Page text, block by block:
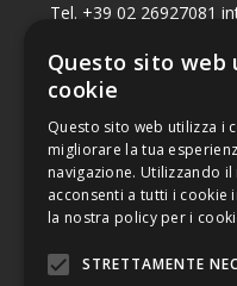
Tel. +39 02 26927081
Tel. +39 02 26927081
Fax +39 02 26951006
Capitale sociale di Euro
delle Imprese di Milano,
iscritta al Repertorio
2091710. È vietata la
Questo sito web
cookie
Questo sito web utilizza i
migliorare la tua
navigazione. Utilizzando
acconsenti a tutti i cookie
la nostra policy per i
STRETTAMENTE